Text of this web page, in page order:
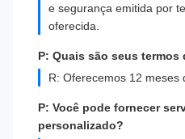
e segurança emitida por
oferecida.
P: Quais são seus termos
R: Oferecemos 12 meses
P: Você pode fornecer
personalizado?